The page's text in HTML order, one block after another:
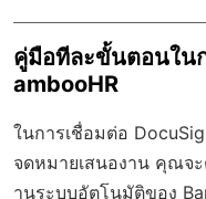
คู่มือทีละขั้นตอนใน
ambooHR
ในการเชื่อมต่อ
จดหมายเสนองาน คุณจ
านระบบอัตโนมัติของ